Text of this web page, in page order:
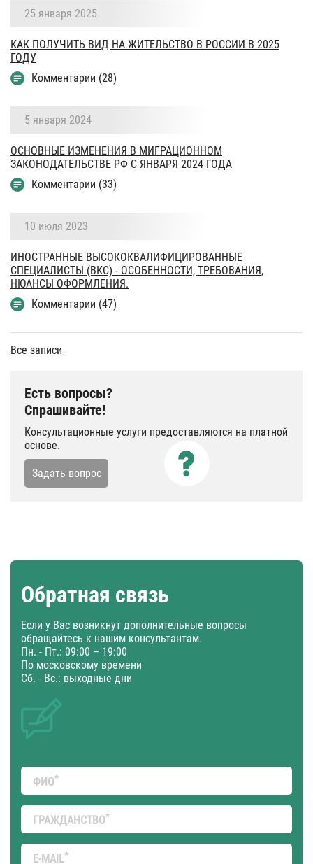
25 января 2025
КАК ПОЛУЧИТЬ ВИД НА ЖИТЕЛЬСТВО В РОССИИ В 2025
ГОДУ
Комментарии (28)
5 января 2024
ОСНОВНЫЕ ИЗМЕНЕНИЯ В МИГРАЦИОННОМ
ЗАКОНОДАТЕЛЬСТВЕ РФ С ЯНВАРЯ 2024 ГОДА
Комментарии (33)
10 июля 2023
ИНОСТРАННЫЕ ВЫСОКОКВАЛИФИЦИРОВАННЫЕ
СПЕЦИАЛИСТЫ (ВКС) - ОСОБЕННОСТИ, ТРЕБОВАНИЯ,
НЮАНСЫ ОФОРМЛЕНИЯ.
Комментарии (47)
Все записи
Есть вопросы?
Спрашивайте!
Консультационные услуги предоставляются на платной
основе.
Задать вопрос
Обратная связь
Если у Вас возникнут дополнительные вопросы
обращайтесь к нашим консультантам.
Пн. - Пт.: 09:00 – 19:00
По московскому времени
Сб. - Вс.: выходные дни
ФИО*
ГРАЖДАНСТВО*
E-MAIL*